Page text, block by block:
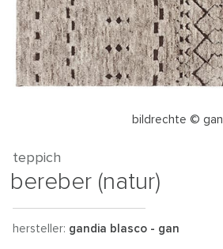
bildrechte © gan
teppich
bereber (natur)
hersteller: gandia blasco - gan